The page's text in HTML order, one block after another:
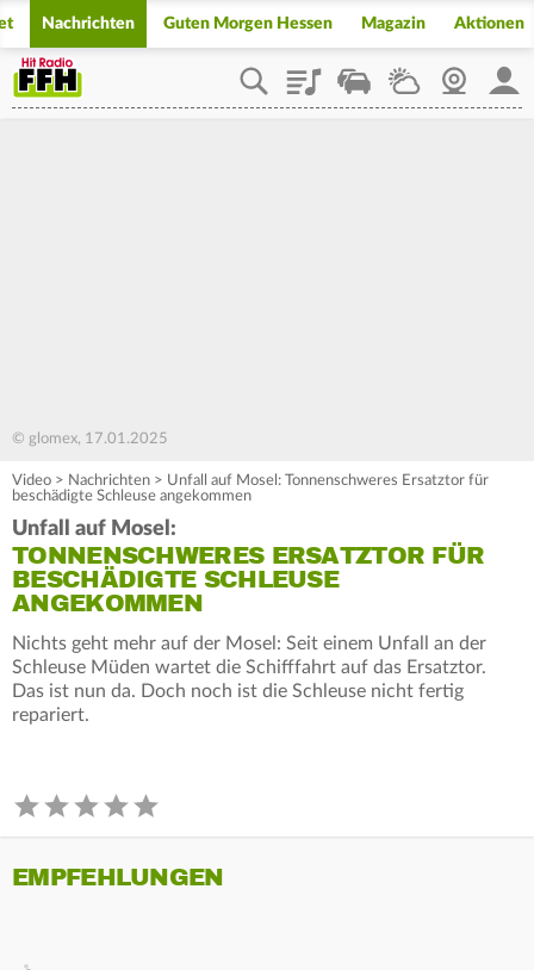
Nachrichten Guten Morgen Hessen Magazin Aktionen
PlaylistStaupilotWetterWebcam
© glomex, 17.01.2025
Video > Nachrichten > Unfall auf Mosel: Tonnenschweres Ersatztor für
beschädigte Schleuse angekommen
Unfall auf Mosel:
TONNENSCHWERES ERSATZTOR FÜR
BESCHÄDIGTE SCHLEUSE
ANGEKOMMEN
Nichts geht mehr auf der Mosel: Seit einem Unfall an der
Schleuse Müden wartet die Schifffahrt auf das Ersatztor.
Das ist nun da. Doch noch ist die Schleuse nicht fertig
repariert.
EMPFEHLUNGEN